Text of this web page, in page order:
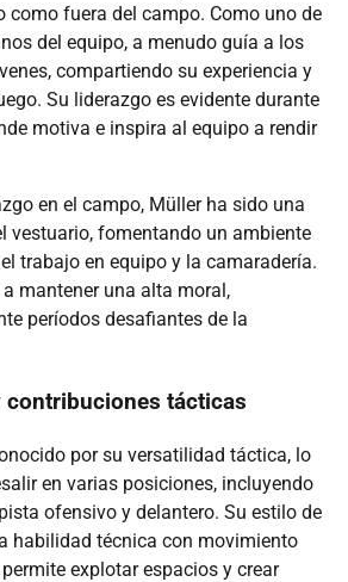
como fuera del campo. Como uno de
del equipo, a menudo guía a los
compartiendo su experiencia y
Su liderazgo es evidente durante
motiva e inspira al equipo a rendir
en el campo, Müller ha sido una
vestuario, fomentando un ambiente
trabajo en equipo y la camaradería.
mantener una alta moral,
períodos desafiantes de la
contribuciones tácticas
por su versatilidad táctica, lo
en varias posiciones, incluyendo
ofensivo y delantero. Su estilo de
habilidad técnica con movimiento
explotar espacios y crear